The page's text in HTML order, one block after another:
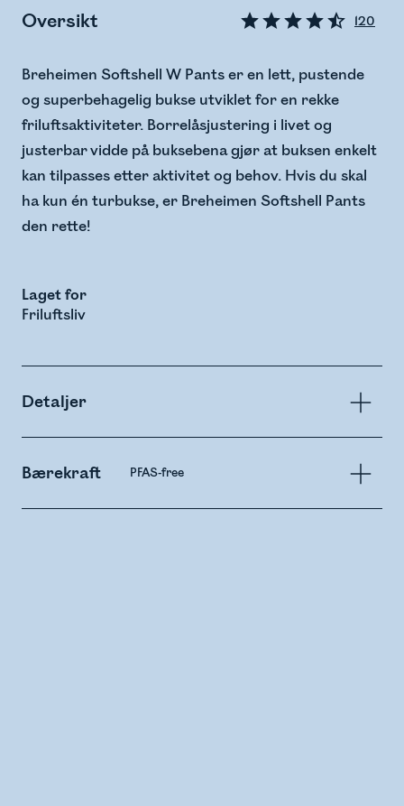
Oversikt 120
Breheimen Softshell W Pants er en lett, pustende
og superbehagelig bukse utviklet for en rekke
friluftsaktiviteter. Borrelåsjustering i livet og
justerbar vidde på buksebena gjør at buksen enkelt
kan tilpasses etter aktivitet og behov. Hvis du skal
ha kun én turbukse, er Breheimen Softshell Pants
den rette!
Laget for
Friluftsliv
Detaljer
Bærekraft PFAS-free